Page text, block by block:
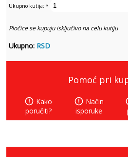
Ukupno kutija: *
Pločice se kupuju isključivo na celu kutiju
Ukupno: RSD
Pomoć pri
error_outline Kako
poručiti?
error_outline Način
isporuke